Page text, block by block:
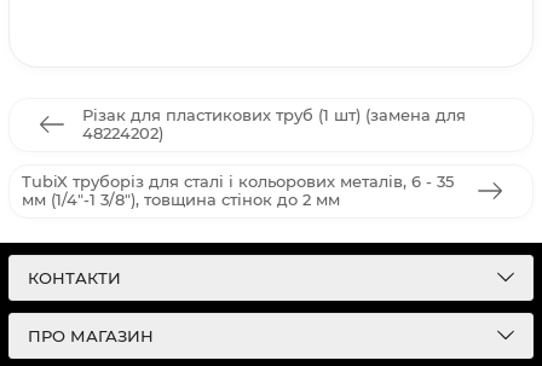
Різак для пластикових труб (1 шт) (замена для
48224202)
TubiX труборіз для сталі і кольорових металів, 6 - 35
мм (1/4"-1 3/8"), товщина стінок до 2 мм
КОНТАКТИ
ПРО МАГАЗИН